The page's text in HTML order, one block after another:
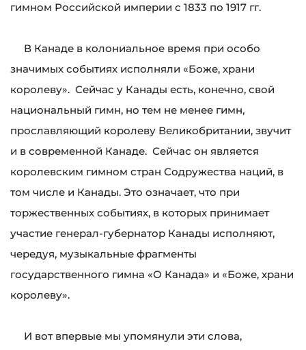
гимном Российской империи с 1833 по 1917 гг.
В Канаде в колониальное время при особо
значимых событиях исполняли «Боже, храни
королеву». Сейчас у Канады есть, конечно, свой
национальный гимн, но тем не менее гимн,
прославляющий королеву Великобритании, звучит
и в современной Канаде. Сейчас он является
королевским гимном стран Содружества наций, в
том числе и Канады. Это означает, что при
торжественных событиях, в которых принимает
участие генерал-губернатор Канады исполняют,
чередуя, музыкальные фрагменты
государственного гимна «О Канада» и «Боже, храни
королеву».
И вот впервые мы упомянули эти слова,